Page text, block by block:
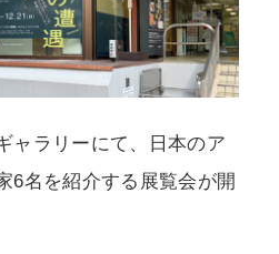
ャラリーにて、日本のア
6名を紹介する展覧会が開